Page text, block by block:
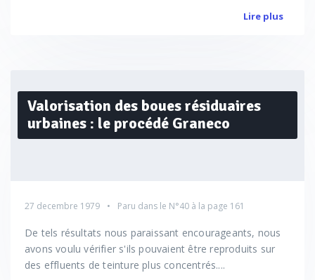
Lire plus
Valorisation des boues résiduaires
urbaines : le procédé Graneco
27 decembre 1979 Paru dans le N°40 à la page 161
De tels résultats nous paraissant encourageants, nous
avons voulu vérifier s'ils pouvaient être reproduits sur
des effluents de teinture plus concentrés....